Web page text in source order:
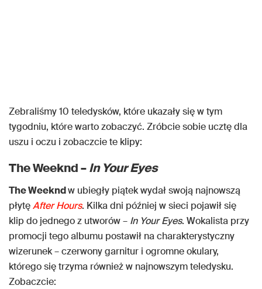
Zebraliśmy 10 teledysków, które ukazały się w tym
tygodniu, które warto zobaczyć. Zróbcie sobie ucztę dla
uszu i oczu i zobaczcie te klipy:
The Weeknd –In Your Eyes
The Weekndw ubiegły piątek wydał swoją najnowszą
płytęAfter Hours. Kilka dni później w sieci pojawił się
klip do jednego z utworów – In Your Eyes. Wokalista przy
promocji tego albumu postawił na charakterystyczny
wizerunek – czerwony garnitur i ogromne okulary,
którego się trzyma również w najnowszym teledysku.
Zobaczcie: